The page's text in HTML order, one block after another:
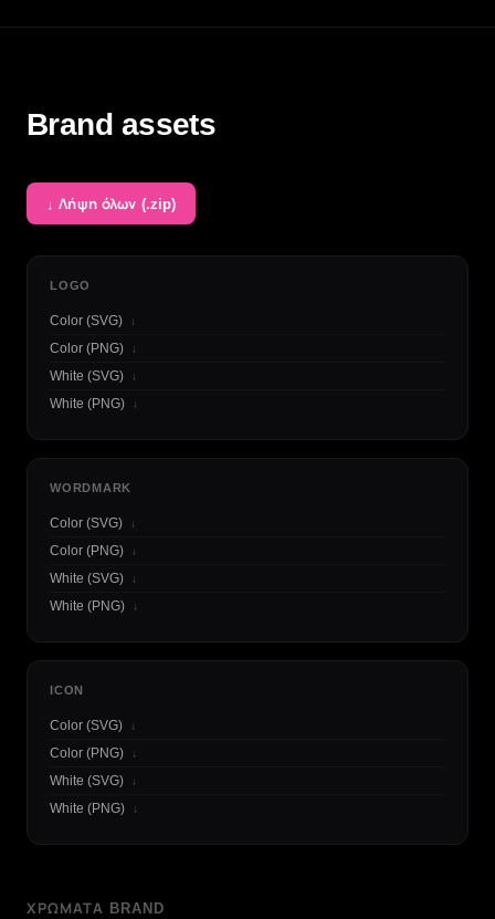
Brand assets
↓ Λήψη όλων (.zip)
LOGO
Color (SVG) ↓
Color (PNG) ↓
White (SVG) ↓
White (PNG) ↓
WORDMARK
Color (SVG) ↓
Color (PNG) ↓
White (SVG) ↓
White (PNG) ↓
ICON
Color (SVG) ↓
Color (PNG) ↓
White (SVG) ↓
White (PNG) ↓
ΧΡΏΜΑΤΑ BRAND